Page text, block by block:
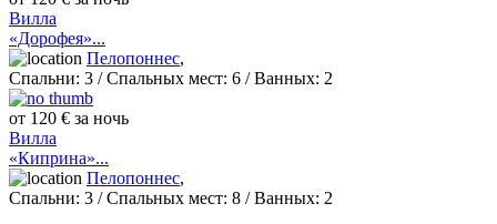
Вилла
«Дорофея»...
Пелопоннес,
Спальни: 3 / Спальных мест: 6 /Ванных: 2
от 120 € за ночь
Вилла
«Киприна»...
Пелопоннес,
Спальни: 3 / Спальных мест: 8 /Ванных: 2